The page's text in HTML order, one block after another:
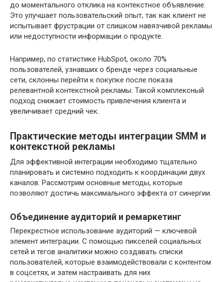
до моментального отклика на контекстное объявление.
Это улучшает пользовательский опыт, так как клиент не
испытывает фрустрации от слишком навязчивой рекламы
или недоступности информации о продукте.
Например, по статистике HubSpot, около 70%
пользователей, узнавших о бренде через социальные
сети, склонны перейти к покупке после показа
релевантной контекстной рекламы. Такой комплексный
подход снижает стоимость привлечения клиента и
увеличивает средний чек.
Практические методы интеграции SMM и
контекстной рекламы
Для эффективной интеграции необходимо тщательно
планировать и системно подходить к координации двух
каналов. Рассмотрим основные методы, которые
позволяют достичь максимального эффекта от синергии.
Объединение аудиторий и ремаркетинг
Перекрестное использование аудиторий — ключевой
элемент интеграции. С помощью пикселей социальных
сетей и тегов аналитики можно создавать списки
пользователей, которые взаимодействовали с контентом
в соцсетях, и затем настраивать для них